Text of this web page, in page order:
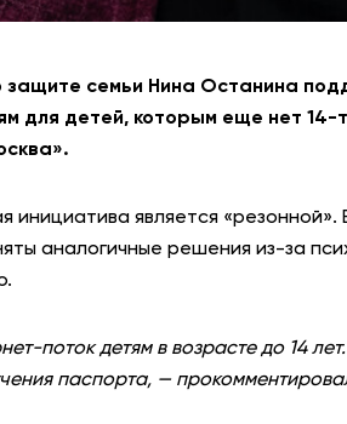
защите семьи Нина Останина
для детей, которым еще нет
является
аналогичные решения из-за
поток детям в возрасте до 14
паспорта, —